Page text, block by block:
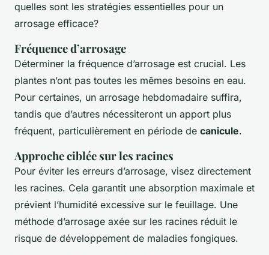
quelles sont les stratégies essentielles pour un
arrosage efficace?
Fréquence d’arrosage
Déterminer la fréquence d’arrosage est crucial. Les
plantes n’ont pas toutes les mêmes besoins en eau.
Pour certaines, un arrosage hebdomadaire suffira,
tandis que d’autres nécessiteront un apport plus
fréquent, particulièrement en période de canicule.
Approche ciblée sur les racines
Pour éviter les erreurs d’arrosage, visez directement
les racines. Cela garantit une absorption maximale et
prévient l’humidité excessive sur le feuillage. Une
méthode d’arrosage axée sur les racines réduit le
risque de développement de maladies fongiques.